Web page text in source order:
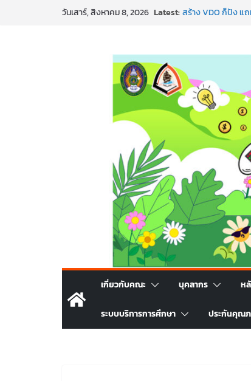
วันเสาร์, สิงหาคม 8, 2026 Latest:SMEs ยุคนี้ ถ้าไม่ใ
พร้อมลุยแล้ว! ปักห
พาธุรกิจท้องถิ่นสู่ตล
เกี่ยวกับคณะ บุคลากร ห
ระบบบริการการศึกษา ประกันคุณภ